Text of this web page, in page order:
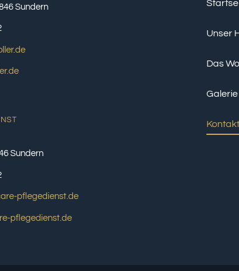
Sundern
Sundern
pflegedienst.de
pflegedienst.de
Unser
Das
Galerie
Kontakt